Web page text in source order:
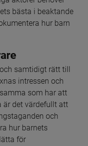
bästa i beaktande
hur barn
samtidigt rätt till
intressen och
som har att
är det värdefullt att
och
hur barnets
för